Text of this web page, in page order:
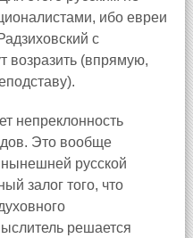
ибо евреи
с
возразить (впрямую,
непреклонность
Это вообще
русской
залог того, что
решается